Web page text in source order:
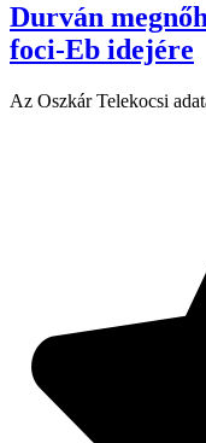
Durván
foci-Eb idejére
Az Oszkár Telekocsi